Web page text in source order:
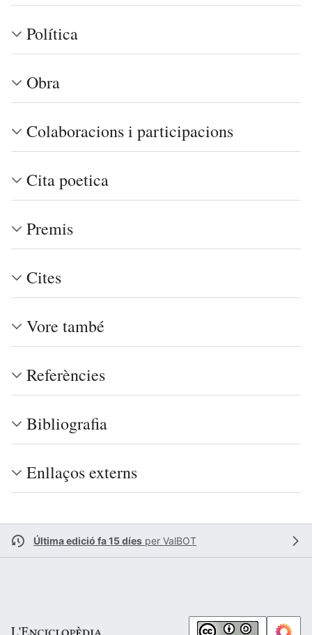
Política
Obra
Colaboracions i participacions
Cita poetica
Premis
Cites
Vore també
Referències
Bibliografia
Enllaços externs
Última edició fa 15 díes per ValBOT